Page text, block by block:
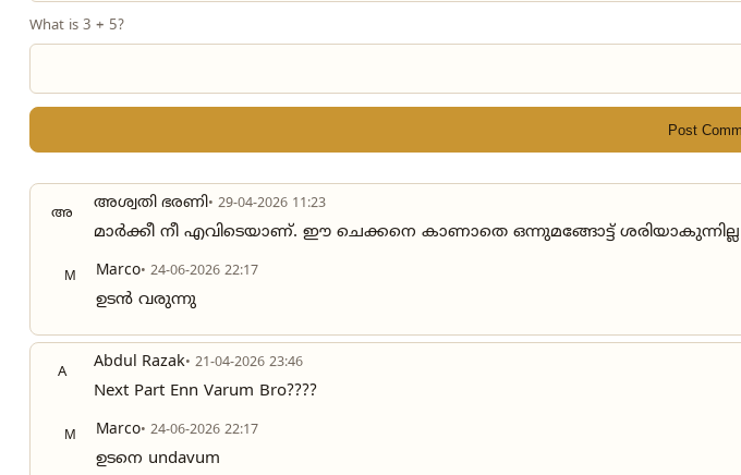
What is 3 + 5?
Post
അ അശ്വതി ഭരണി• 29-04-2026 11:23
മാർക്കീ നീ എവിടെയാണ്. ഈ ചെക്കനെ കാണാതെ ഒന്നുമങ്ങോട്ട് ശരിയാകുന്നില്ല
M Marco• 24-06-2026 22:17
ഉടൻ വരുന്നു
A Abdul Razak• 21-04-2026 23:46
Next Part Enn Varum Bro????
M Marco• 24-06-2026 22:17
ഉടനെ undavum